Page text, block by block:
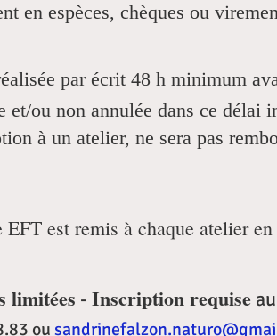
en espèces, chèques ou vire
par écrit 48 h minimum
et/ou non annulée dans ce délai
à un atelier, ne sera pas
est remis à chaque atelier
limitées - Inscription requise au
ou